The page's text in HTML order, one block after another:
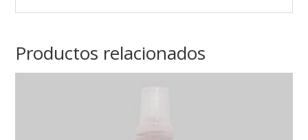
Productos relacionados